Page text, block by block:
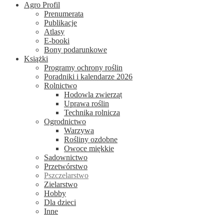
Agro Profil
Prenumerata
Publikacje
Atlasy
E-booki
Bony podarunkowe
Książki
Programy ochrony roślin
Poradniki i kalendarze 2026
Rolnictwo
Hodowla zwierząt
Uprawa roślin
Technika rolnicza
Ogrodnictwo
Warzywa
Rośliny ozdobne
Owoce miękkie
Sadownictwo
Przetwórstwo
Pszczelarstwo
Zielarstwo
Hobby
Dla dzieci
Inne